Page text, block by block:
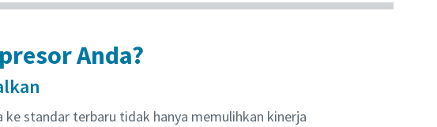
Anda?
ke standar terbaru tidak hanya memulihkan kinerja